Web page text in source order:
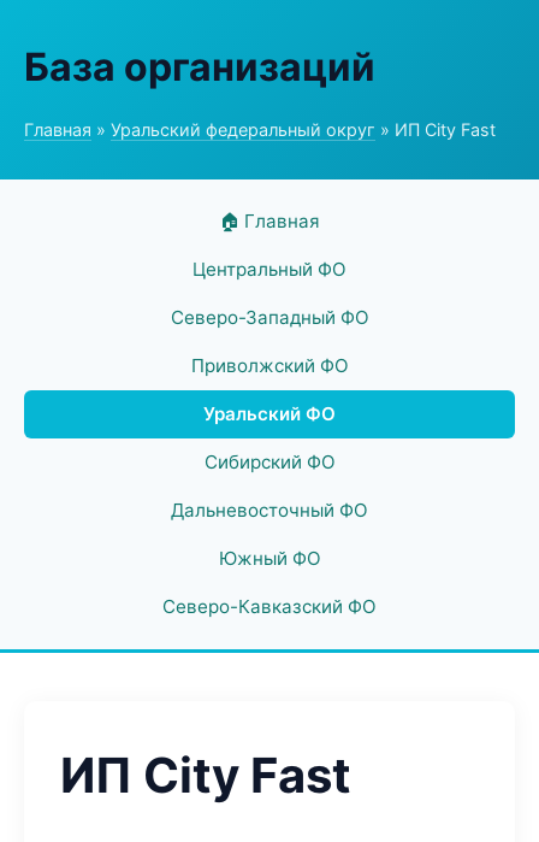
База организаций
Главная » Уральский федеральный округ » ИП City Fast
🏠 Главная
Центральный ФО
Северо-Западный ФО
Приволжский ФО
Уральский ФО
Сибирский ФО
Дальневосточный ФО
Южный ФО
Северо-Кавказский ФО
ИП City Fast